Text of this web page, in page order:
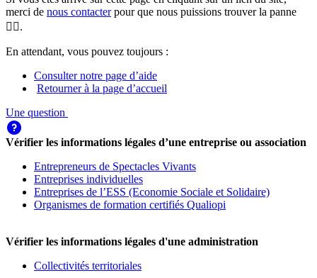
merci de nous contacterpour que nous puissions trouver la panne
🕵️‍♀️.
En attendant, vous pouvez toujours :
Consulter notre page d’aide
Retourner à la page d’accueil
Une question
Vérifier les informations légales d’une entreprise ou association
Entrepreneurs de Spectacles Vivants
Entreprises individuelles
Entreprises de l’ESS (Economie Sociale et Solidaire)
Organismes de formation certifiés Qualiopi
Vérifier les informations légales d'une administration
Collectivités territoriales